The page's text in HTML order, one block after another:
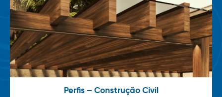
Perfis – Construção Civil